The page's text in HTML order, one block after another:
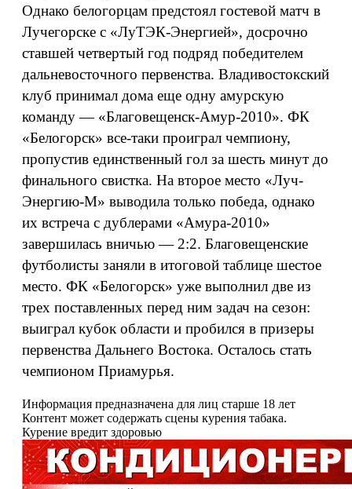
Однако белогорцам предстоял гостевой матч в
Лучегорске с «ЛуТЭК-Энергией», досрочно
ставшей четвертый год подряд победителем
дальневосточного первенства. Владивостокский
клуб принимал дома еще одну амурскую
команду — «Благовещенск-Амур-2010». ФК
«Белогорск» все-таки проиграл чемпиону,
пропустив единственный гол за шесть минут до
финального свистка. На второе место «Луч-
Энергию-М» выводила только победа, однако
их встреча с дублерами «Амура-2010»
завершилась вничью — 2:2. Благовещенские
футболисты заняли в итоговой таблице шестое
место. ФК «Белогорск» уже выполнил две из
трех поставленных перед ним задач на сезон:
выиграл кубок области и пробился в призеры
первенства Дальнего Востока. Осталось стать
чемпионом Приамурья.
Информация предназначена для лиц старше 18 лет
Контент может содержать сцены курения табака.
Курение вредит здоровью